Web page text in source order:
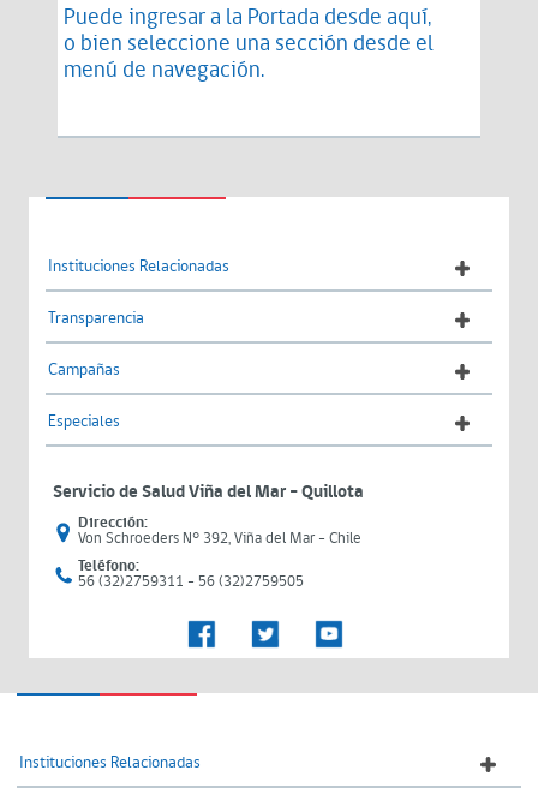
Puede ingresar a la Portada desde aquí,
o bien seleccione una sección desde el
menú de navegación.
Instituciones Relacionadas
Transparencia
Campañas
Especiales
Servicio de Salud Viña del Mar – Quillota
Dirección:
Von Schroeders N° 392, Viña del Mar - Chile
Teléfono:
56 (32)2759311 - 56 (32)2759505
Instituciones Relacionadas